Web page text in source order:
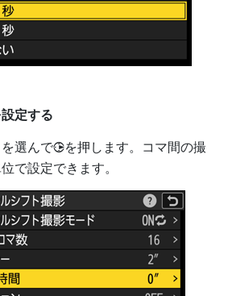
定する
を選んで2を押します。コマ間の撮
で設定できます。